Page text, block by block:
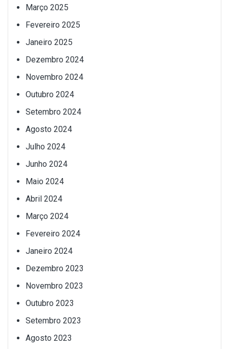
Março 2025
Fevereiro 2025
Janeiro 2025
Dezembro 2024
Novembro 2024
Outubro 2024
Setembro 2024
Agosto 2024
Julho 2024
Junho 2024
Maio 2024
Abril 2024
Março 2024
Fevereiro 2024
Janeiro 2024
Dezembro 2023
Novembro 2023
Outubro 2023
Setembro 2023
Agosto 2023